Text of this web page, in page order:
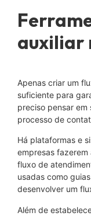
auxiliar
Apenas criar um
suficiente para
preciso pensar
processo de
Há plataformas e
empresas
fluxo de
usadas como
desenvolver um
Além de